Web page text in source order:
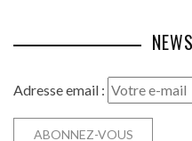
Adresse email :